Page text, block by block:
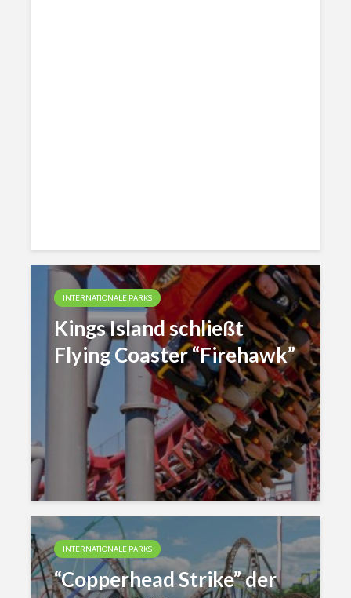
INTERNATIONALE PARKS
Kings Island schließt
Flying Coaster “Firehawk”
INTERNATIONALE PARKS
“Copperhead Strike” der